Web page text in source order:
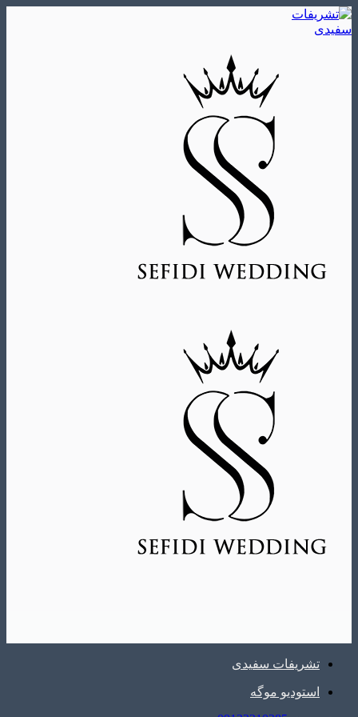
Skip
to
تشریفات سفیدی
استودیو موگه